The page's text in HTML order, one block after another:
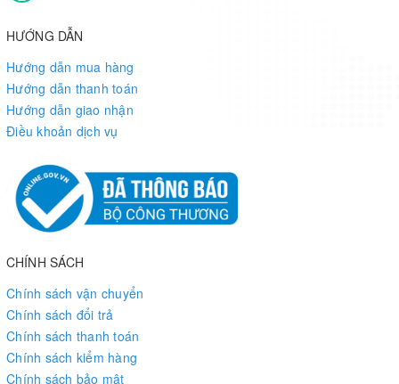
HƯỚNG DẪN
Hướng dẫn mua hàng
Hướng dẫn thanh toán
Hướng dẫn giao nhận
Điều khoản dịch vụ
CHÍNH SÁCH
Chính sách vận chuyển
Chính sách đổi trả
Chính sách thanh toán
Chính sách kiểm hàng
Chính sách bảo mật